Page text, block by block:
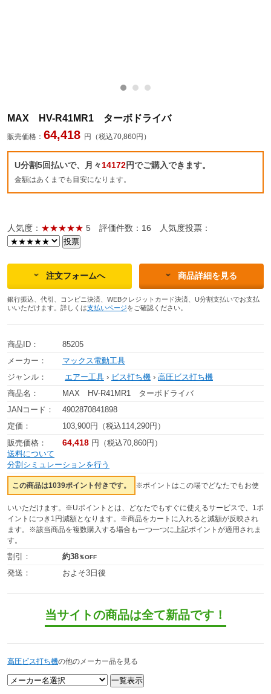
MAX HV-R41MR1 ターボドライバ
販売価格： 64,418 円（税込70,860円）
U分割5回払いで、月々14172円でご購入できます。
金額はあくまでも目安になります。
人気度： ★★★★★ 5 評価件数：16 人気度投票：
注文フォームへ 商品詳細を見る
銀行振込、代引、コンビニ決済、WEBクレジットカード決済、U分割支払いでお支払
いいただけます。詳しくは支払いページをご確認ください。
商品ID：
85205
メーカー：
マックス電動工具
ジャンル：
エアー工具 › ビス打ち機 › 高圧ビス打ち機
商品名：
MAX HV-R41MR1 ターボドライバ
JANコード：
4902870841898
定価：
103,900円（税込114,290円）
販売価格：
64,418 円（税込70,860円）
送料について
分割シミュレーションを行う
この商品は1039ポイント付きです。 ※ポイントはこの場でどなたでもお使
いいただけます。※Uポイントとは、どなたでもすぐに使えるサービスで、1ポ
イントにつき1円減額となります。※商品をカートに入れると減額が反映され
ます。※該当商品を複数購入する場合も一つ一つに上記ポイントが適用されま
す。
割引： 約38％OFF
発送： およそ3日後
当サイトの商品は全て新品です！
高圧ビス打ち機の他のメーカー品を見る